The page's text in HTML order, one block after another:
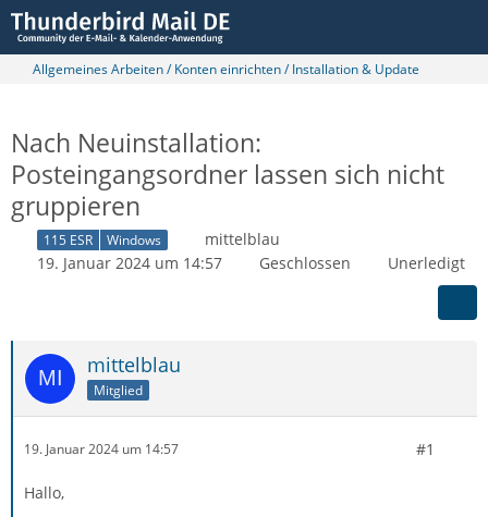
Allgemeines Arbeiten / Konten einrichten / Installation & Update
Nach Neuinstallation:
Posteingangsordner lassen sich nicht
gruppieren
115 ESR Windows
mittelblau
19. Januar 2024 um 14:57
Geschlossen Unerledigt
mittelblau
Mitglied
19. Januar 2024 um 14:57 #1
Hallo,